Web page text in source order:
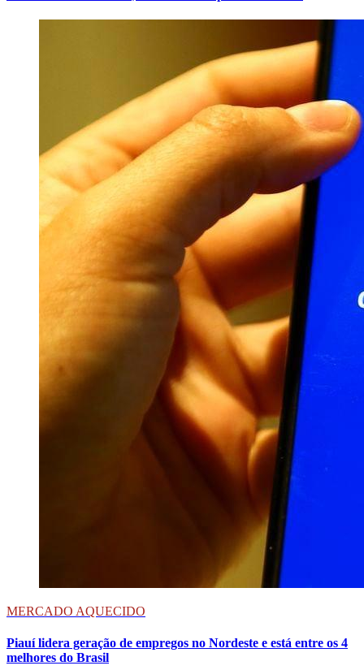
MERCADO AQUECIDO
Piauí lidera geração de empregos no Nordeste e está entre os 4
melhores do Brasil